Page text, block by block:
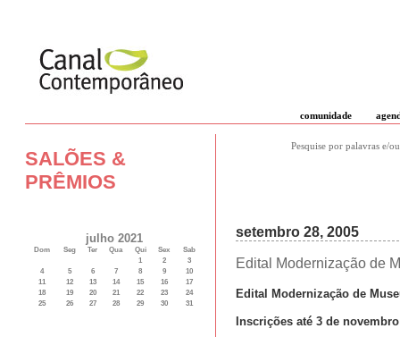
comunidade
SALÕES &
PRÊMIOS
julho 2021
Dom Seg Ter Qua Qui Sex
Sab
1
2
3
4
5 6 7 8 9
10
11
12 13 14 15 16
17
18
19 20 21 22 23
24
25
26 27 28 29 30 31
Pesquise por palavras e/
setembro 28, 2005
Edital Modernização de
Edital Modernização de
Inscrições até 3 de